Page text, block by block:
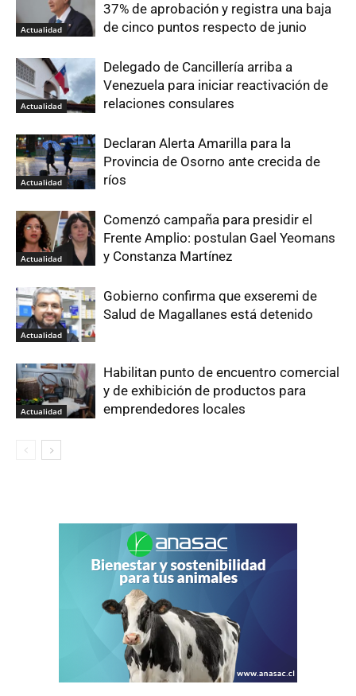
Actualidad
37% de aprobación y registra una baja
de cinco puntos respecto de junio
Actualidad
Delegado de Cancillería arriba a
Venezuela para iniciar reactivación de
relaciones consulares
Actualidad
Declaran Alerta Amarilla para la
Provincia de Osorno ante crecida de
ríos
Actualidad
Comenzó campaña para presidir el
Frente Amplio: postulan Gael Yeomans
y Constanza Martínez
Actualidad
Gobierno confirma que exseremi de
Salud de Magallanes está detenido
Actualidad
Habilitan punto de encuentro comercial
y de exhibición de productos para
emprendedores locales